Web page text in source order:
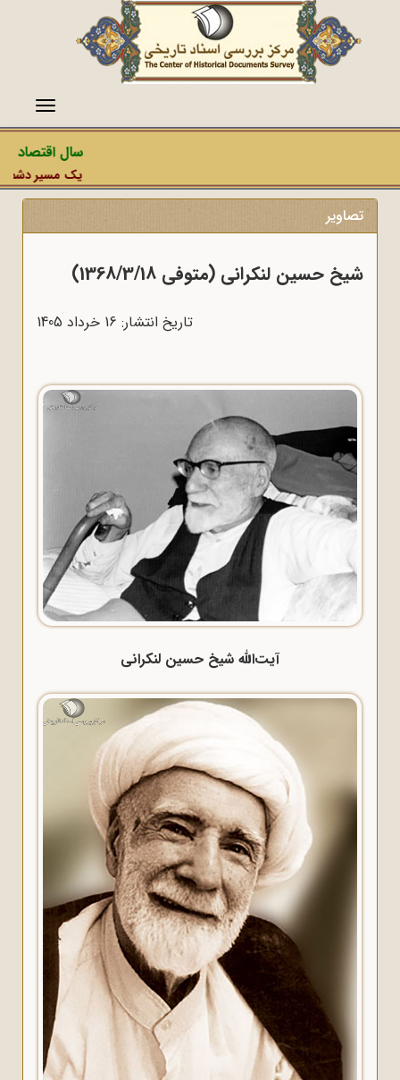
منو
سال اقتصاد
یک مسیر دشمن،
تصاویر
شیخ حسین لنکرانی (متوفی 1368/3/18)
تاریخ انتشار: 16 خرداد 1405
آیت‌الله شیخ حسین لنکرانی